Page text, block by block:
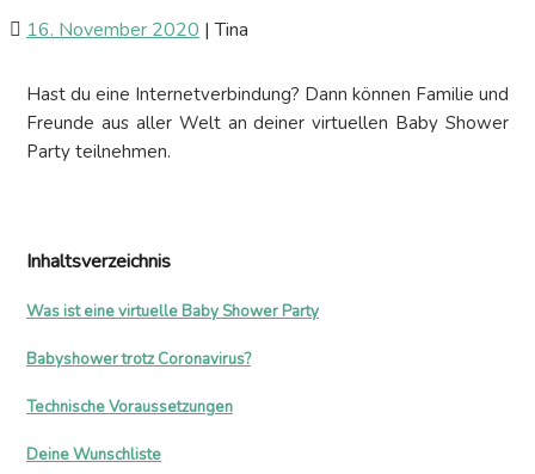
16. November 2020 |Tina
Hast du eine Internetverbindung? Dann können Familie und
Freunde aus aller Welt an deiner virtuellen Baby Shower
Party teilnehmen.
Inhaltsverzeichnis
Was ist eine virtuelle Baby Shower Party
Babyshower trotz Coronavirus?
Technische Voraussetzungen
Deine Wunschliste